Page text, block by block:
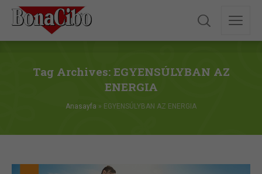
Tag Archives: EGYENSÚLYBAN AZ
ENERGIA
Anasayfa » EGYENSÚLYBAN AZ ENERGIA